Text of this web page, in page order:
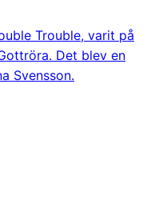
Trouble, varit på
Det blev en
Svensson.